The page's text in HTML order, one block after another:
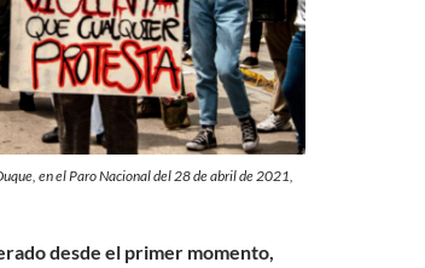
en el Paro Nacional del 28 de abril de 2021,
desde el primer momento,